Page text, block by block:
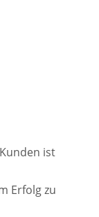
ist
Erfolg zu